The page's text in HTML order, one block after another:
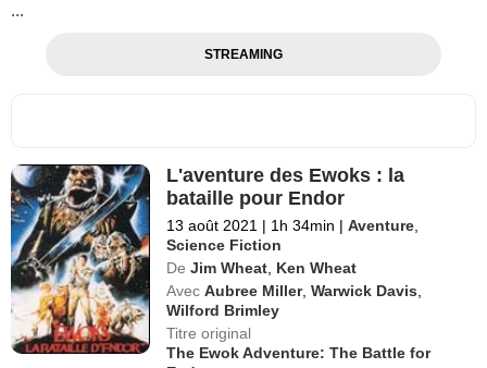
...
STREAMING
L'aventure des Ewoks : la
bataille pour Endor
13 août 2021 | 1h 34min | Aventure
Science Fiction
De Jim Wheat Ken Wheat
Avec Aubree Miller,Warwick Davis
Wilford Brimley
Titre original
The Ewok Adventure: The Battle for